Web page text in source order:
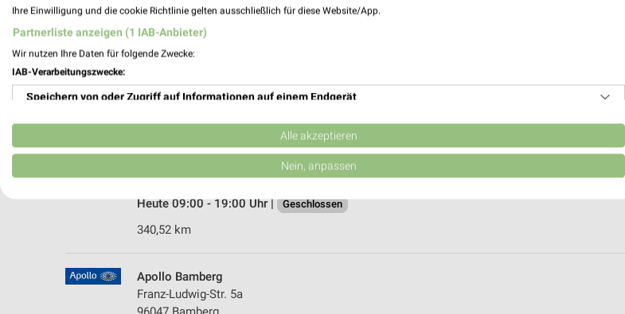
96047 Bamberg
Heute 09:00 - 19:00 Uhr |
Geschlossen
340,52 km
Apollo Bamberg
Franz-Ludwig-Str. 5a
Ihre Einwilligung und die cookie Richtlinie gelten ausschließlich für diese Website/App.
Partnerliste anzeigen (1 IAB-Anbieter)
Wir nutzen Ihre Daten für folgende Zwecke:
IAB-Verarbeitungszwecke:
Speichern von oder Zugriff auf Informationen auf einem Endgerät
Verwendung reduzierter Daten zur Auswahl von Werbeanzeigen
Erstellung von Profilen für personalisierte Werbung
Erstellung von Profilen zur Personalisierung von Inhalten
Messung der Werbeleistung
Alle akzeptieren
Nein, anpassen